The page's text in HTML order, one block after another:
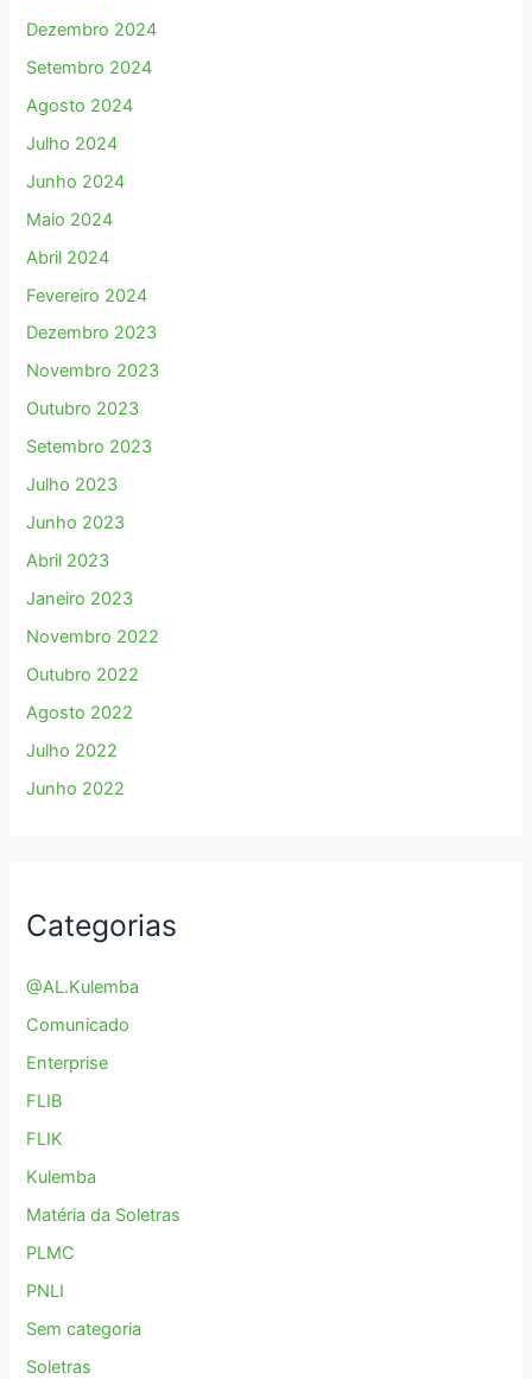
Dezembro 2024
Setembro 2024
Agosto 2024
Julho 2024
Junho 2024
Maio 2024
Abril 2024
Fevereiro 2024
Dezembro 2023
Novembro 2023
Outubro 2023
Setembro 2023
Julho 2023
Junho 2023
Abril 2023
Janeiro 2023
Novembro 2022
Outubro 2022
Agosto 2022
Julho 2022
Junho 2022
Categorias
@AL.Kulemba
Comunicado
Enterprise
FLIB
FLIK
Kulemba
Matéria da Soletras
PLMC
PNLI
Sem categoria
Soletras